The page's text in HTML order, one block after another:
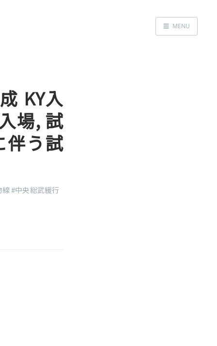
☰ MENU
KY入
場, 試
伴う試
線 #中央総武緩行